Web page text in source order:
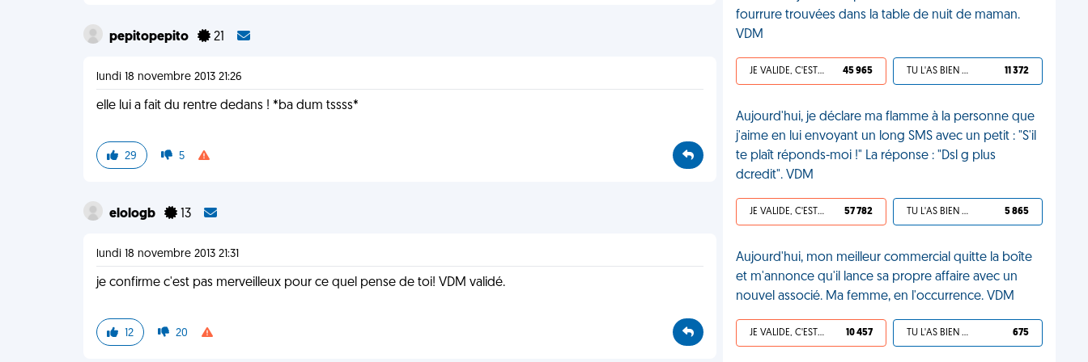
pepitopepito 21
lundi 18 novembre 2013 21:26
elle lui a fait du rentre dedans ! *ba dum tssss*
29 5
elologb 13
lundi 18 novembre 2013 21:31
je confirme c'est pas merveilleux pour ce quel pense de toi! VDM validé.
12 20
fourrure trouvées dans la table de nuit de maman.
VDM
JE VALIDE, C'EST UNE VDM 45 965 TU L'AS BIEN MÉRITÉ 11 372
Aujourd'hui, je déclare ma flamme à la personne que
j'aime en lui envoyant un long SMS avec un petit : "S'il
te plaît réponds-moi !" La réponse : "Dsl g plus
dcredit". VDM
JE VALIDE, C'EST UNE VDM 57 782 TU L'AS BIEN MÉRITÉ 5 865
Aujourd'hui, mon meilleur commercial quitte la boîte
et m'annonce qu'il lance sa propre affaire avec un
nouvel associé. Ma femme, en l'occurrence. VDM
JE VALIDE, C'EST UNE VDM 10 457 TU L'AS BIEN MÉRITÉ 675